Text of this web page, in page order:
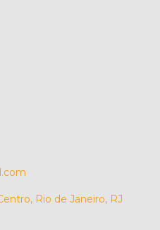
Rio de Janeiro, RJ